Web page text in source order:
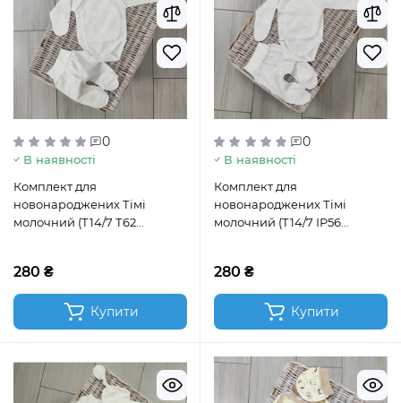
0
В наявності
Комплект для
новонароджених Тімі
молочний (Т14/7 Т62
280 ₴
Купити
0
В наявності
Комплект для
новонароджених Тімі
молочний (Т14/7 ІР56
280 ₴
Купити